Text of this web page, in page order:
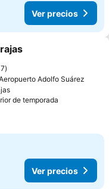
Ver precios
a favoritos
Adolfo Suárez
de temporada
Ver precios